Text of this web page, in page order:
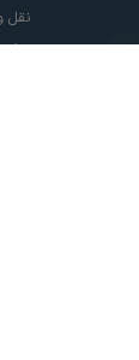
نقل
نقل